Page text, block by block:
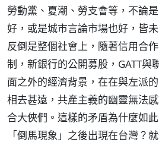
勞動黨、夏潮、勞支會等，不論
好，或是城市言論市場也好，皆
反倒是整個社會上，隨著信用合
制，新銀行的公開募股，GATT與
面之外的經濟背景，在在與左派
相去甚遠，共產主義的幽靈無法
合大俠們。這樣的矛盾為什麼如
「倒馬現象」之後出現在台灣？